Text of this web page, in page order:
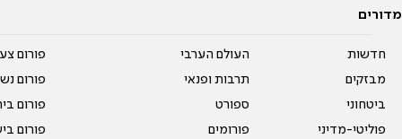
מדורים
חדשות
מבזקים
ביטחוני
פוליטי-מדיני
העולם הערבי
תרבות ופנאי
ספורט
פורומים
פורום
פורום
פורום
פורום